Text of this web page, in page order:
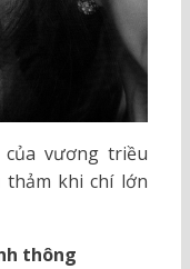
vương triều
thảm khi chí lớn
thông